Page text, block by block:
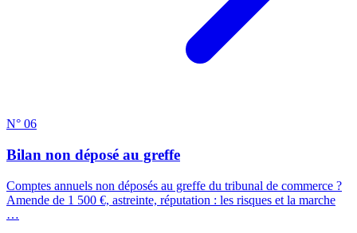
N° 06
Bilan non déposé au greffe
Comptes annuels non déposés au greffe du tribunal de commerce ?
Amende de 1 500 €, astreinte, réputation : les risques et la marche
…